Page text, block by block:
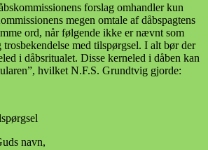
forslag omhandler kun
megen omtale af dåbspagtens
ord, når følgende ikke er nævnt som
trosbekendelse med tilspørgsel. I alt bør der
i dåbsritualet. Disse kerneled i dåben kan
hvilket N.F.S. Grundtvig gjorde:
navn,